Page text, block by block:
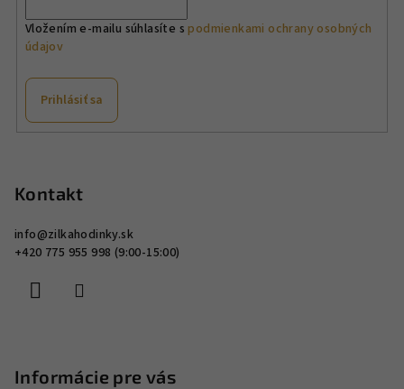
v
p
Vložením e-mailu súhlasíte spodmienkami ochrany osobných
údajov
Prihlásiť sa
Kontakt
info@zilkahodinky.sk
+420 775 955 998 (9:00-15:00)
Informácie pre vás